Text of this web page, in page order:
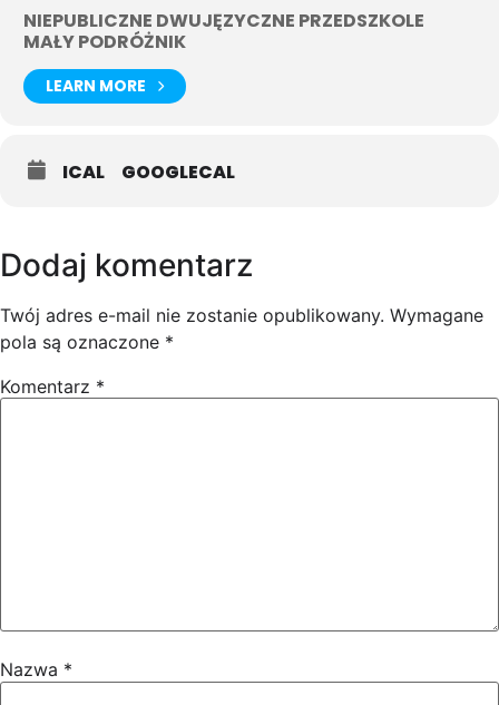
NIEPUBLICZNE DWUJĘZYCZNE PRZEDSZKOLE
MAŁY PODRÓŻNIK
LEARN MORE
ICAL GOOGLECAL
Dodaj komentarz
Twój adres e-mail nie zostanie opublikowany. Wymagane
pola są oznaczone *
Komentarz *
Nazwa *